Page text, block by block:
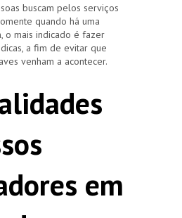
buscam pelos serviços
quando há uma
o mais indicado é fazer
a fim de evitar que
venham a acontecer.
em